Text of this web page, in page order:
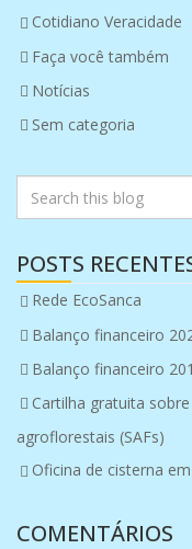
Cotidiano Veracidade
Faça você também
Notícias
Sem categoria
POSTS
Rede EcoSanca
Balanço financeiro
Balanço financeiro
Cartilha gratuita
agroflorestais (SAFs)
Oficina de cisterna
COMENTÁRIOS